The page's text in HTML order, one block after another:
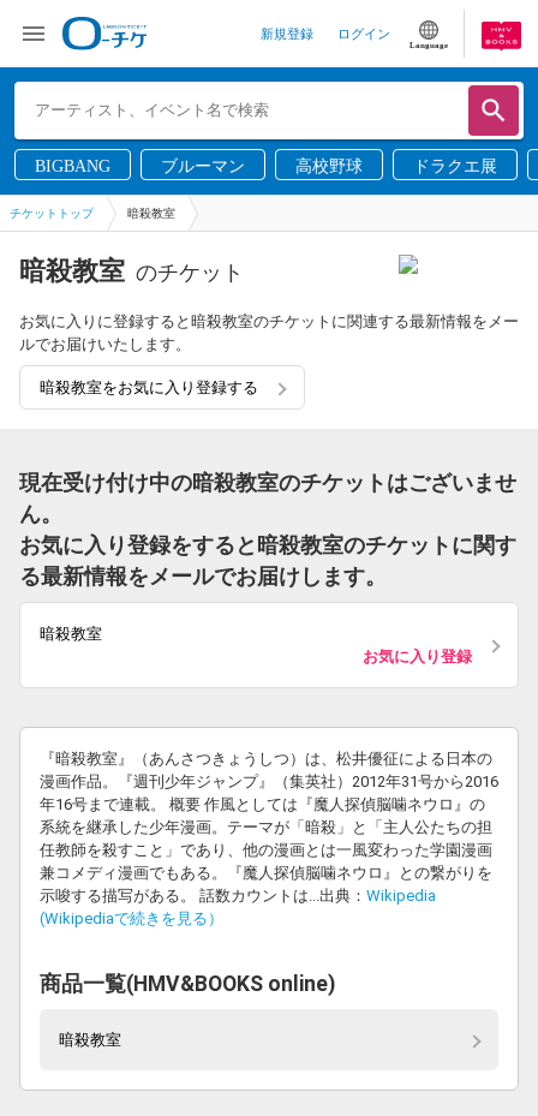
新規登録 ログイン
Language
BIGBANG ブルーマン 高校野球 ドラクエ展
チケットトップ 暗殺教室
暗殺教室 のチケット
お気に入りに登録すると暗殺教室のチケットに関連する最新情報をメー
ルでお届けいたします。
暗殺教室をお気に入り登録する
現在受け付け中の暗殺教室のチケットはございませ
ん。
お気に入り登録をすると暗殺教室のチケットに関す
る最新情報をメールでお届けします。
暗殺教室
お気に入り登録
『暗殺教室』（あんさつきょうしつ）は、松井優征による日本の
漫画作品。『週刊少年ジャンプ』（集英社）2012年31号から2016
年16号まで連載。 概要 作風としては『魔人探偵脳噛ネウロ』の
系統を継承した少年漫画。テーマが「暗殺」と「主人公たちの担
任教師を殺すこと」であり、他の漫画とは一風変わった学園漫画
兼コメディ漫画でもある。『魔人探偵脳噛ネウロ』との繋がりを
示唆する描写がある。 話数カウントは...出典： Wikipedia
(Wikipediaで続きを見る）
商品一覧(HMV&BOOKS online)
暗殺教室